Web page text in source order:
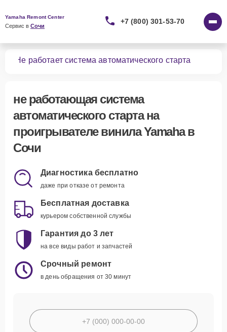
Yamaha Remont Center
Сервис в Сочи
+7 (800) 301-53-70
Не работает система автоматического старта
не работающая система
автоматического стартана
проигрывателе винила Yamaha в
Сочи
Диагностика бесплатно
даже при отказе от ремонта
Бесплатная доставка
курьером собственной службы
Гарантия до 3 лет
на все виды работ и запчастей
Срочный ремонт
в день обращения от 30 минут